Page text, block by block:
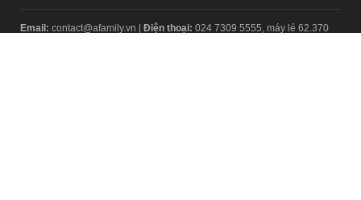
Email: contact@afamily.vn | Điện thoại: 024 7309 5555, máy lẻ 62.370